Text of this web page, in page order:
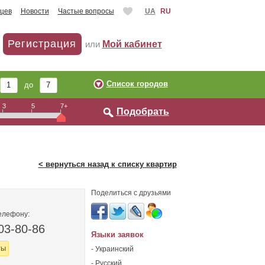
Новости Частые вопросы UARU
Регистрация или Мой кабинет
до Список городов
3 5 7+
Подобрать
< вернуться назад к списку квартир
Поделиться с друзьями
Языки заявок
- Украинский
- Русский
80-86